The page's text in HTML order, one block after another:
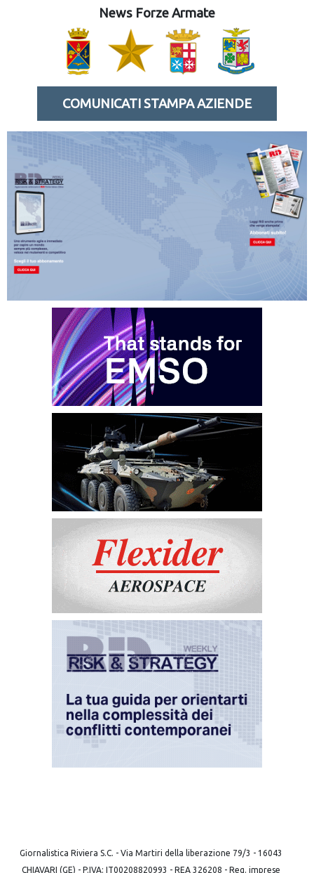
News Forze Armate
COMUNICATI STAMPA AZIENDE
Giornalistica Riviera S.C. - Via Martiri della liberazione 79/3 - 16043
CHIAVARI (GE) - P.IVA: IT00208820993 - REA 326208 - Reg. imprese